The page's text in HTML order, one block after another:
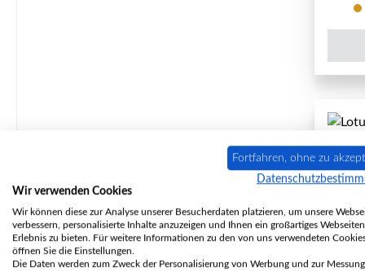
Fortfahren, ohne zu
Wir verwenden Cookies
Wir können diese zur Analyse unserer Besucherdaten platzieren, um unsere
verbessern, personalisierte Inhalte anzuzeigen und Ihnen ein großartiges
Erlebnis zu bieten. Für weitere Informationen zu den von uns verwendeten
öffnen Sie die Einstellungen.
Die Daten werden zum Zweck der Personalisierung von Werbung und zur